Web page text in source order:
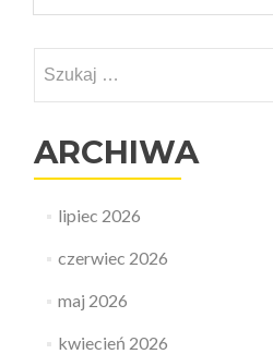
ARCHIWA
lipiec 2026
czerwiec 2026
maj 2026
kwiecień 2026